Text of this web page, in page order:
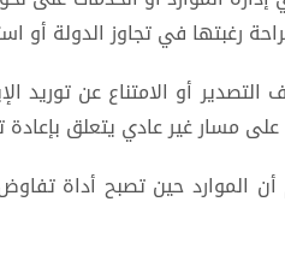
رغبتها في تجاوز الدولة أو
التصدير أو الامتناع عن
على مسار غير عادي يتعلق
الموارد حين تصبح أداة